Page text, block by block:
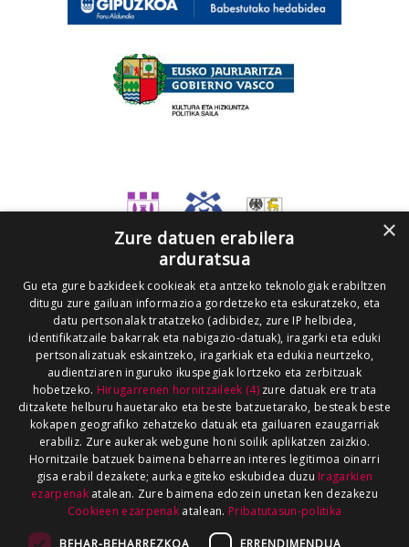
×
Zure datuen erabilera
arduratsua
Gu eta gure bazkideek cookieak eta antzeko teknologiak erabiltzen
ditugu zure gailuan informazioa gordetzeko eta eskuratzeko, eta
datu pertsonalak tratatzeko (adibidez, zure IP helbidea,
identifikatzaile bakarrak eta nabigazio-datuak), iragarki eta eduki
pertsonalizatuak eskaintzeko, iragarkiak eta edukia neurtzeko,
audientziaren inguruko ikuspegiak lortzeko eta zerbitzuak
hobetzeko. Hirugarrenen hornitzaileek (4)zure datuak ere trata
ditzakete helburu hauetarako eta beste batzuetarako, besteak beste
kokapen geografiko zehatzeko datuak eta gailuaren ezaugarriak
erabiliz. Zure aukerak webgune honi soilik aplikatzen zaizkio.
Hornitzaile batzuek baimena beharrean interes legitimoa oinarri
gisa erabil dezakete; aurka egiteko eskubidea duzu Iragarkien
ezarpenakatalean. Zure baimena edozein unetan ken dezakezu
Cookieen ezarpenak atalean. Pribatutasun-politika
BEHAR-BEHARREZKOA ERRENDIMENDUA